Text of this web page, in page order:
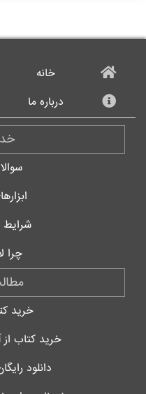
خانه
درباره ما
شرایط
چرا
خرید
خرید کتاب از
دانلود